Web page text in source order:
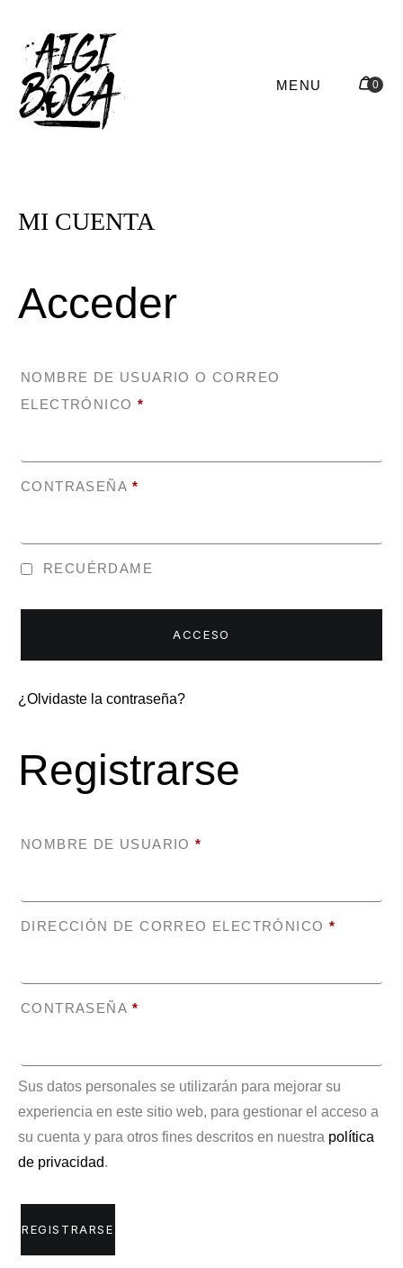
MENU
MI CUENTA
Acceder
NOMBRE DE USUARIO O CORREO
ELECTRÓNICO *
CONTRASEÑA*
RECUÉRDAME
ACCESO
¿Olvidaste la contraseña?
Registrarse
NOMBRE DE USUARIO*
DIRECCIÓN DE CORREO ELECTRÓNICO *
CONTRASEÑA*
Sus datos personales se utilizarán para mejorar su
experiencia en este sitio web, para gestionar el acceso a
su cuenta y para otros fines descritos en nuestra política
de privacidad.
REGISTRARSE